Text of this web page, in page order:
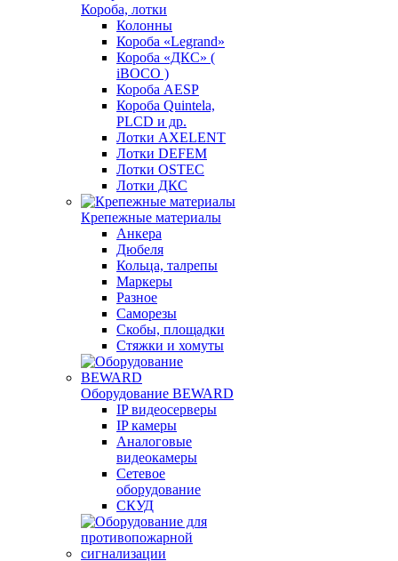
Короба, лотки
Колонны
Короба «Legrand»
Короба «ДКС» (
iBOCO )
Короба AESP
Короба Quintela,
PLCD и др.
Лотки AXELENT
Лотки DEFEM
Лотки OSTEC
Лотки ДКС
Крепежные материалы
Анкера
Дюбеля
Кольца, талрепы
Маркеры
Разное
Саморезы
Скобы, площадки
Стяжки и хомуты
Оборудование BEWARD
IP видеосерверы
IP камеры
Аналоговые
видеокамеры
Сетевое
оборудование
СКУД